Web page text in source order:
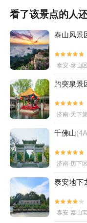
看了该景点的人
泰山风景


泰安·泰山区
趵突泉景


济南·天下
千佛山


济南·历下区
泰安地下


泰安·泰山